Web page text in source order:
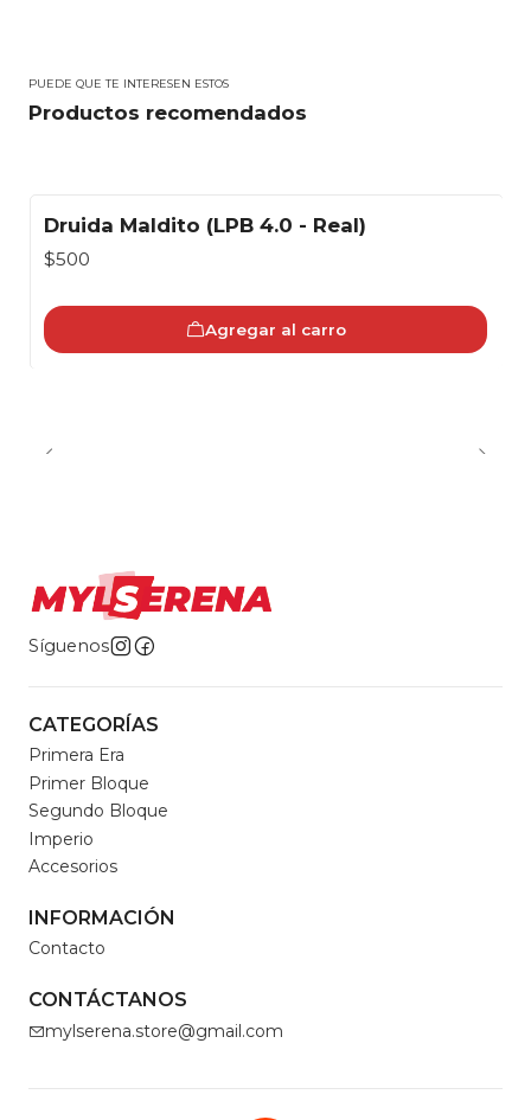
PUEDE QUE TE INTERESEN ESTOS
Productos recomendados
Druida Maldito (LPB 4.0 - Real)
$500
Agregar al carro
Síguenos
CATEGORÍAS
Primera Era
Primer Bloque
Segundo Bloque
Imperio
Accesorios
INFORMACIÓN
Contacto
CONTÁCTANOS
mylserena.store@gmail.com